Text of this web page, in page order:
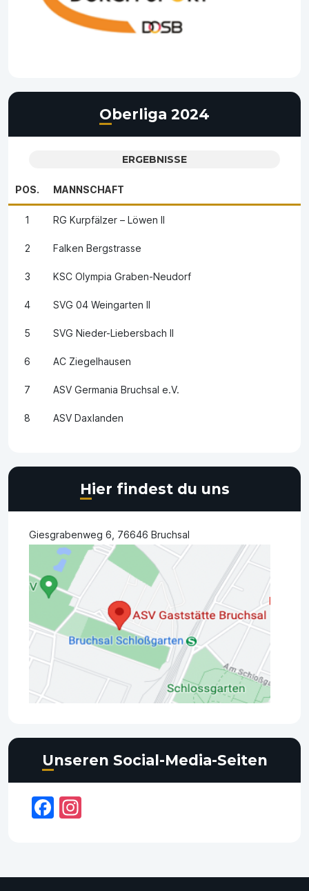
Oberliga 2024
ERGEBNISSE
POS. MANNSCHAFT
1 RG Kurpfälzer – Löwen II
2 Falken Bergstrasse
3 KSC Olympia Graben-Neudorf
4 SVG 04 Weingarten II
5 SVG Nieder-Liebersbach II
6 AC Ziegelhausen
7 ASV Germania Bruchsal e.V.
8 ASV Daxlanden
Hier findest du uns
Giesgrabenweg 6, 76646 Bruchsal
Unseren Social-Media-Seiten
Facebook